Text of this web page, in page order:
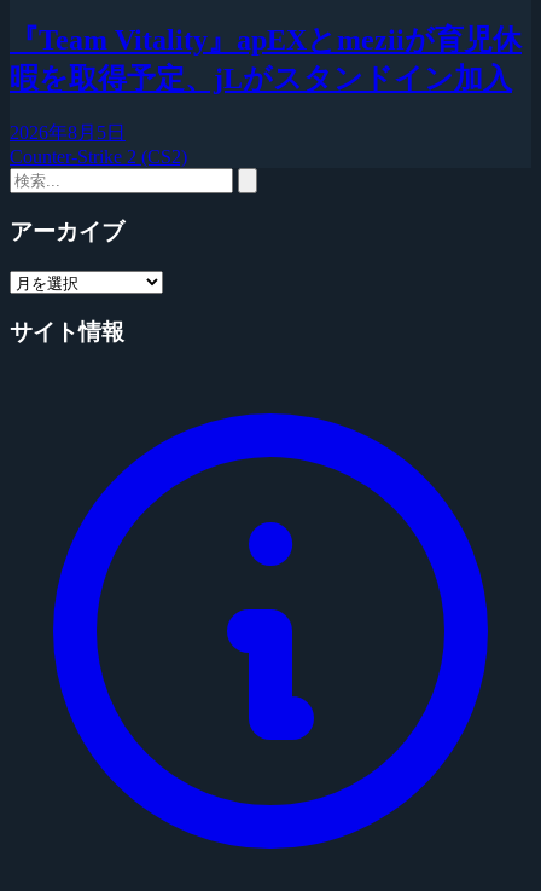
『Team Vitality』apEXとmeziiが育児休
暇を取得予定、jLがスタンドイン加入
2026年8月5日
Counter-Strike 2 (CS2)
アーカイブ
サイト情報